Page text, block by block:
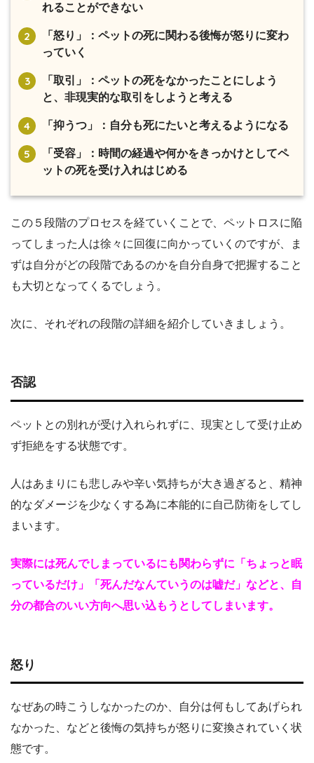
れることができない
「怒り」：ペットの死に関わる後悔が怒りに変わ
っていく
「取引」：ペットの死をなかったことにしよう
と、非現実的な取引をしようと考える
「抑うつ」：自分も死にたいと考えるようになる
「受容」：時間の経過や何かをきっかけとしてペ
ットの死を受け入れはじめる
この５段階のプロセスを経ていくことで、ペットロスに陥
ってしまった人は徐々に回復に向かっていくのですが、ま
ずは自分がどの段階であるのかを自分自身で把握すること
も大切となってくるでしょう。
次に、それぞれの段階の詳細を紹介していきましょう。
否認
ペットとの別れが受け入れられずに、現実として受け止め
ず拒絶をする状態です。
人はあまりにも悲しみや辛い気持ちが大き過ぎると、精神
的なダメージを少なくする為に本能的に自己防衛をしてし
まいます。
実際には死んでしまっているにも関わらずに「ちょっと眠
っているだけ」「死んだなんていうのは嘘だ」などと、自
分の都合のいい方向へ思い込もうとしてしまいます。
怒り
なぜあの時こうしなかったのか、自分は何もしてあげられ
なかった、などと後悔の気持ちが怒りに変換されていく状
態です。